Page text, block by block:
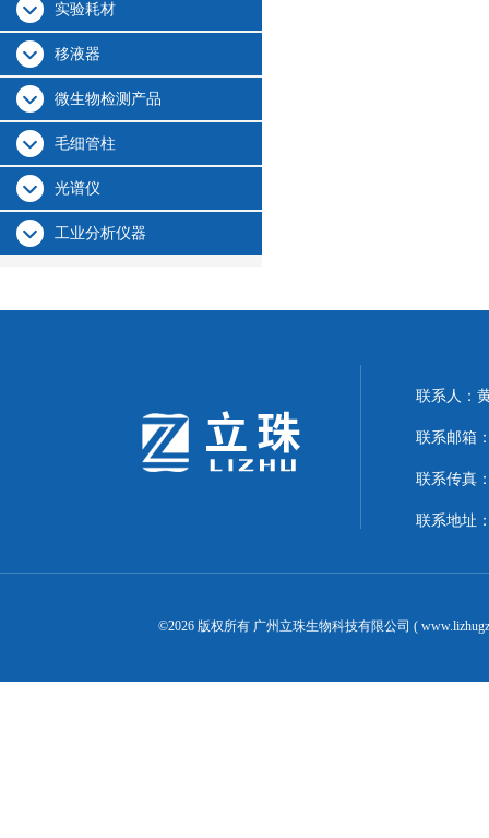
实验耗材
移液器
微生物检测产品
毛细管柱
光谱仪
工业分析仪器
联系人：
联系邮箱
联系传真
联系地址
©2026 版权所有 广州立珠生物科技有限公司 (